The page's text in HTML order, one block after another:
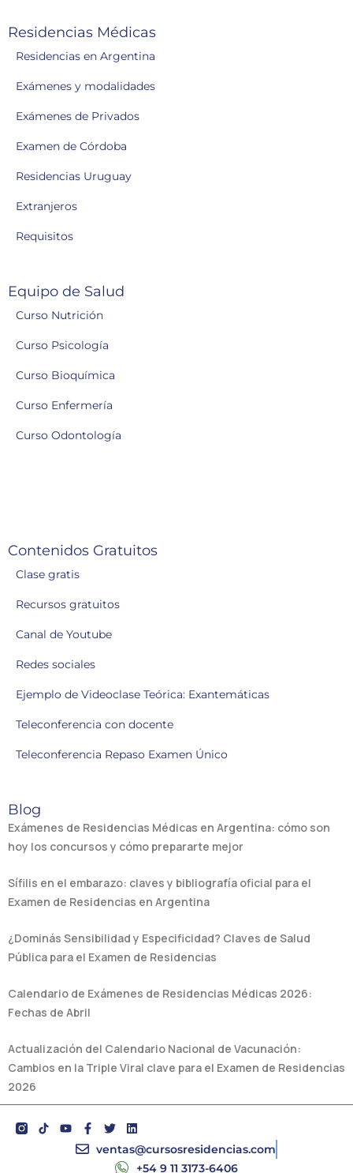
Residencias Médicas
Residencias en Argentina
Exámenes y modalidades
Exámenes de Privados
Examen de Córdoba
Residencias Uruguay
Extranjeros
Requisitos
Equipo de Salud
Curso Nutrición
Curso Psicología
Curso Bioquímica
Curso Enfermería
Curso Odontología
Contenidos Gratuitos
Clase gratis
Recursos gratuitos
Canal de Youtube
Redes sociales
Ejemplo de Videoclase Teórica: Exantemáticas
Teleconferencia con docente
Teleconferencia Repaso Examen Único
Blog
Exámenes de Residencias Médicas en Argentina: cómo son
hoy los concursos y cómo prepararte mejor
Sífilis en el embarazo: claves y bibliografía oficial para el
Examen de Residencias en Argentina
¿Dominás Sensibilidad y Especificidad? Claves de Salud
Pública para el Examen de Residencias
Calendario de Exámenes de Residencias Médicas 2026:
Fechas de Abril
Actualización del Calendario Nacional de Vacunación:
Cambios en la Triple Viral clave para el Examen de Residencias
2026
Y
o
F
a
c
T
w
i
L
i
n
ventas@cursosresidencias.com
+54 9 11 3173-6406